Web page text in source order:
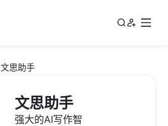
文思助手
文思助手
强大的AI写作智